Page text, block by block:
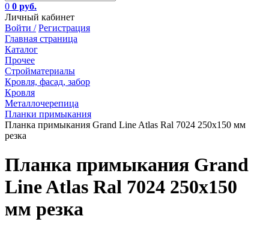
0 0 руб.
Личный кабинет
Войти / Регистрация
Главная страница
Каталог
Прочее
Стройматериалы
Кровля, фасад, забор
Кровля
Металлочерепица
Планки примыкания
Планка примыкания Grand Line Atlas Ral 7024 250х150 мм
резка
Планка примыкания Grand
Line Atlas Ral 7024 250х150
мм резка